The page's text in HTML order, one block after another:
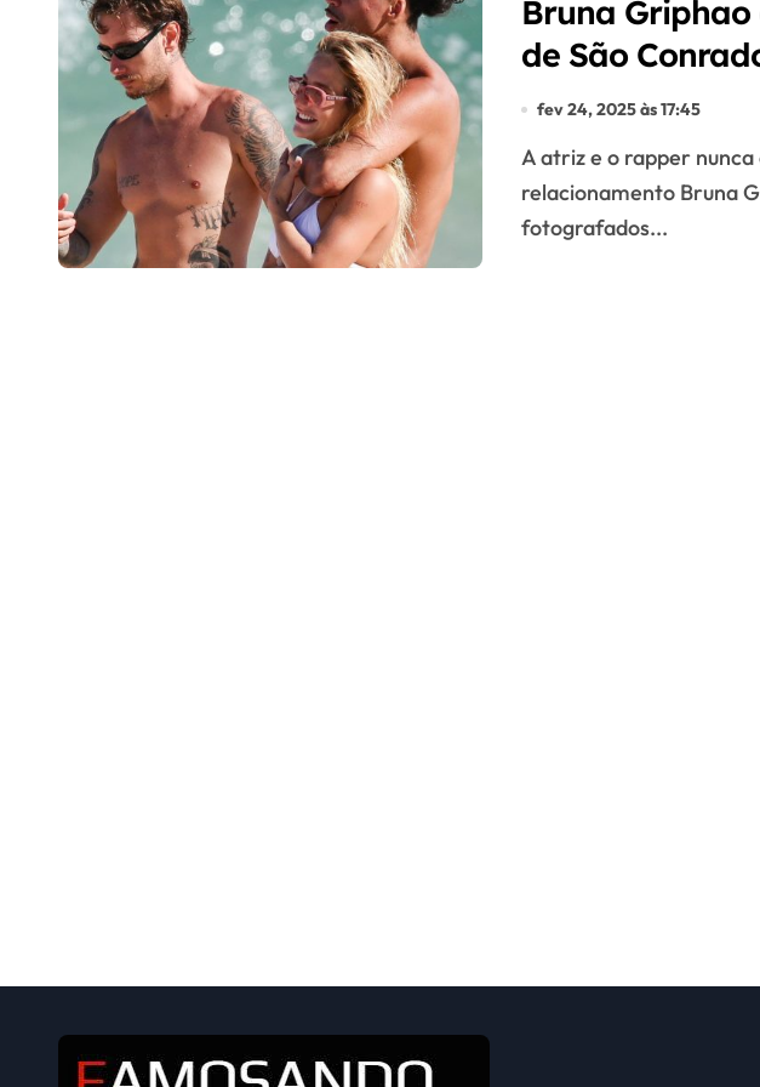
Bruna
de São
fev 24, 2025 às 17:45
A atriz e o rapper nunca confirmaram um
relacionamento Bruna
fotografados...